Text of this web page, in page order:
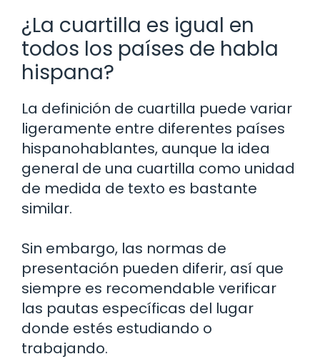
¿La cuartilla es igual en
todos los países de habla
hispana?
La definición de cuartilla puede variar
ligeramente entre diferentes países
hispanohablantes, aunque la idea
general de una cuartilla como unidad
de medida de texto es bastante
similar.
Sin embargo, las normas de
presentación pueden diferir, así que
siempre es recomendable verificar
las pautas específicas del lugar
donde estés estudiando o
trabajando.